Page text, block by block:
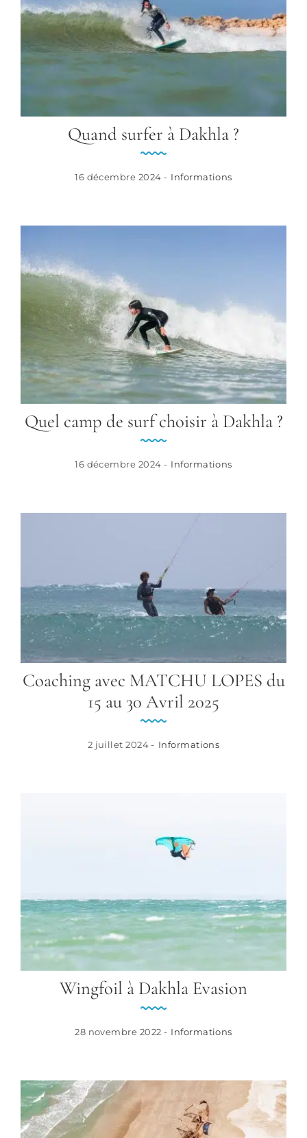
Quand surfer à Dakhla ?
16 décembre 2024 - Informations
Quel camp de surf choisir à Dakhla ?
16 décembre 2024 - Informations
Coaching avec MATCHU LOPES du
15 au 30 Avril 2025
2 juillet 2024 - Informations
Wingfoil à Dakhla Evasion
28 novembre 2022 - Informations